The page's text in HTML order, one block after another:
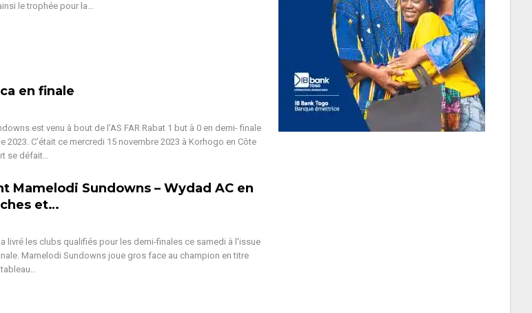
le trophée pour la…
en finale
est venu à bout de l'AS FAR Rabat 1 but à 0 en demi- finale
2023. C'était ce mercredi 15 novembre 2023 à Korhogo en Côte
se défait…
Mamelodi Sundowns – Wydad AC en
et…
livré les clubs qualifiés pour les demi-finales ce samedi à l'issue
Mamelodi Sundowns joue gros face au champion en titre